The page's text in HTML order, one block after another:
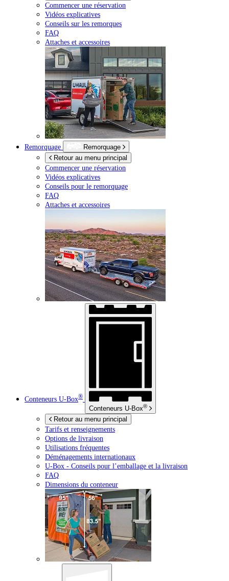
Commencer une réservation
Vidéos explicatives
Conseils sur les remorques
FAQ
Attaches et accessoires
Remorquage
Remorquage
Retour au menu principal
Commencer une réservation
Vidéos explicatives
Conseils pour le remorquage
FAQ
Attaches et accessoires
Conteneurs U-Box®
Conteneurs U-Box®
Retour au menu principal
Tarifs et renseignements
Options de livraison
Utilisations fréquentes
Déménagements internationaux
U-Box - Conseils pour l’emballage et la livraison
FAQ
Dimensions du conteneur